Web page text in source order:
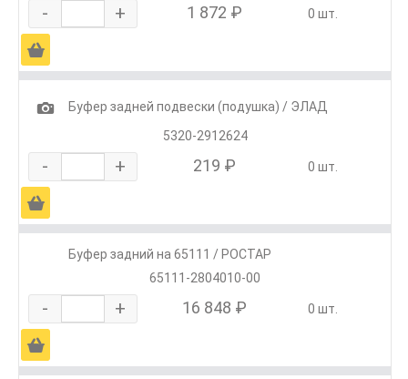
- + 1 872 ₽ 0 шт.
Ä
1
Буфер задней подвески (подушка) / ЭЛАД
5320-2912624
- + 219 ₽ 0 шт.
Ä
Буфер задний на 65111 / РОСТАР
65111-2804010-00
- + 16 848 ₽ 0 шт.
Ä